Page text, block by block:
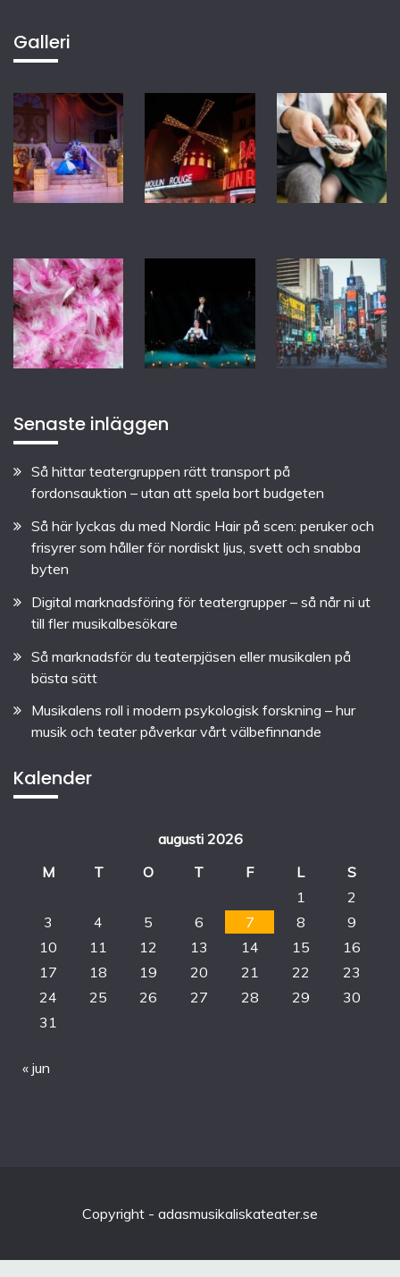
Galleri
Senaste inläggen
Så hittar teatergruppen rätt transport på
fordonsauktion – utan att spela bort budgeten
Så här lyckas du med Nordic Hair på scen: peruker och
frisyrer som håller för nordiskt ljus, svett och snabba
byten
Digital marknadsföring för teatergrupper – så når ni ut
till fler musikalbesökare
Så marknadsför du teaterpjäsen eller musikalen på
bästa sätt
Musikalens roll i modern psykologisk forskning – hur
musik och teater påverkar vårt välbefinnande
Kalender
augusti 2026
M
T O T F L
S
1
2
3
4 5 6 7 8
9
10
11 12 13 14 15
16
17
18 19 20 21 22
23
24
25 26 27 28 29
30
31
« jun
Copyright - adasmusikaliskateater.se